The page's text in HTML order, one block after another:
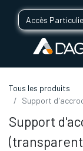
Accès
Tous les produits
Support
Support